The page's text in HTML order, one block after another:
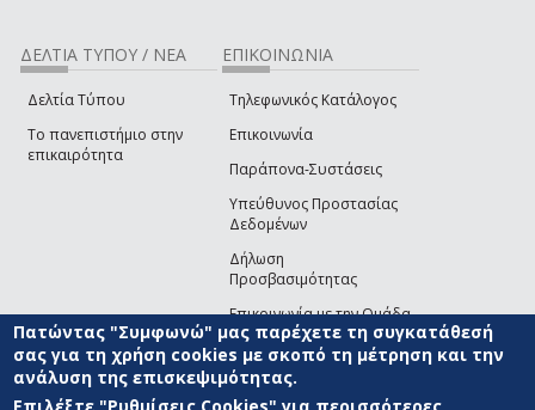
ΔΕΛΤΙΑ ΤΥΠΟΥ / ΝΕΑ
Δελτία Τύπου
Το πανεπιστήμιο στην
επικαιρότητα
ΕΠΙΚΟΙΝΩΝΙΑ
Τηλεφωνικός Κατάλογος
Επικοινωνία
Παράπονα-Συστάσεις
Υπεύθυνος Προστασίας
Δεδομένων
Δήλωση
Προσβασιμότητας
Επικοινωνία με την Ομάδα
Ανάπτυξης του site(link sends e-mail)
© ΠΑΝΕΠΙΣΤΗΜΙΟ ΑΙΓΑΙΟΥ ΟΡΟΙ ΧΡΗΣΗΣ
ΑΝΑΠΤΥΞΗΣ
Πατώντας "Συμφωνώ" μας παρέχετε τη συγκατάθεσή
σας για τη χρήση cookies με σκοπό τη μέτρηση και την
ανάλυση της επισκεψιμότητας.